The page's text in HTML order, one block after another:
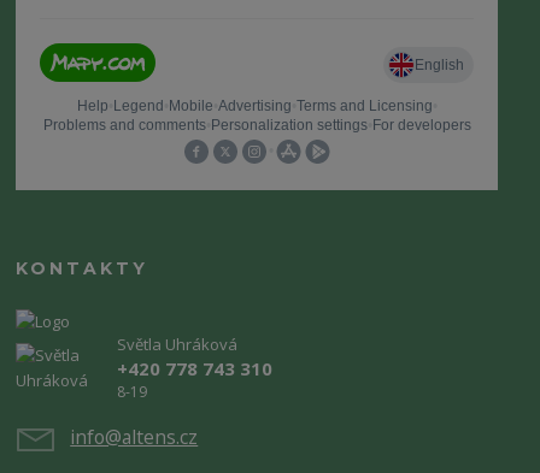
KONTAKTY
Světla Uhráková
+420 778 743 310
8-19
info@altens.cz